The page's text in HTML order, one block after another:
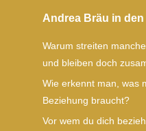
Andrea Bräu in den
Warum streiten
und bleiben doch
Wie erkennt man, was
Beziehung braucht?
Vor wem du dich